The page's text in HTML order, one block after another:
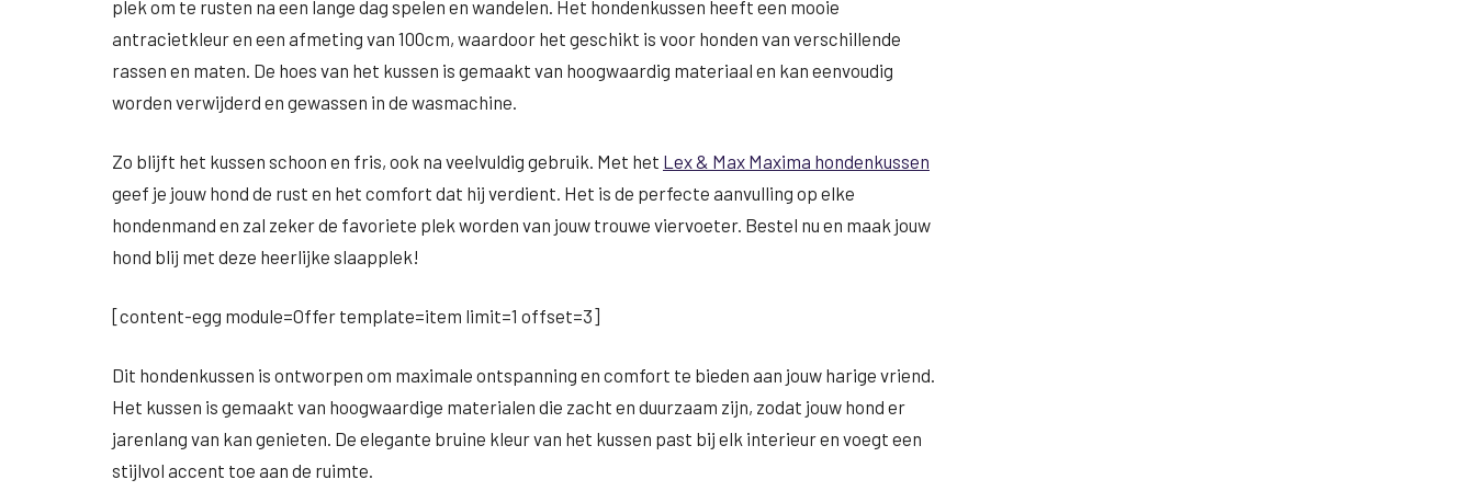
plek om te rusten na een lange dag spelen en wandelen. Het hondenkussen heeft een mooie
antracietkleur en een afmeting van 100cm, waardoor het geschikt is voor honden van verschillende
rassen en maten. De hoes van het kussen is gemaakt van hoogwaardig materiaal en kan eenvoudig
worden verwijderd en gewassen in de wasmachine.
Zo blijft het kussen schoon en fris, ook na veelvuldig gebruik. Met het Lex & Max Maxima hondenkussen
geef je jouw hond de rust en het comfort dat hij verdient. Het is de perfecte aanvulling op elke
hondenmand en zal zeker de favoriete plek worden van jouw trouwe viervoeter. Bestel nu en maak jouw
hond blij met deze heerlijke slaapplek!
[content-egg module=Offer template=item limit=1 offset=3]
Dit hondenkussen is ontworpen om maximale ontspanning en comfort te bieden aan jouw harige vriend.
Het kussen is gemaakt van hoogwaardige materialen die zacht en duurzaam zijn, zodat jouw hond er
jarenlang van kan genieten. De elegante bruine kleur van het kussen past bij elk interieur en voegt een
stijlvol accent toe aan de ruimte.